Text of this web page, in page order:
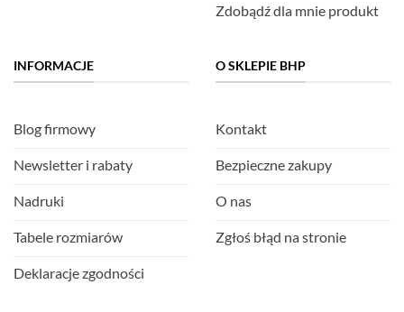
Zdobądź dla mnie produkt
INFORMACJE
Blog firmowy
Newsletter i rabaty
Nadruki
Tabele rozmiarów
Deklaracje zgodności
O SKLEPIE BHP
Kontakt
Bezpieczne zakupy
O nas
Zgłoś błąd na stronie